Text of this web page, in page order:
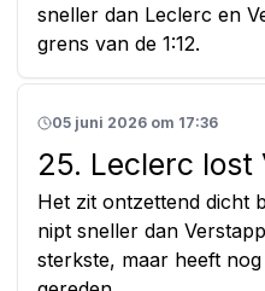
sneller dan Leclerc en
grens van de 1:12.
05 juni 2026 om 17:36
25. Leclerc lost
Het zit ontzettend dicht
nipt sneller dan
sterkste, maar heeft